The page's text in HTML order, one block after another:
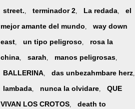
street., terminador 2, La redada,
el
mejor amante del mundo,
way down
east, un tipo peligroso,
rosa la
china, sarah, manos peligrosas,
BALLERINA, das unbezahmbare herz,
lambada, nunca la olvidare,
QUE
VIVAN LOS CROTOS,
death to